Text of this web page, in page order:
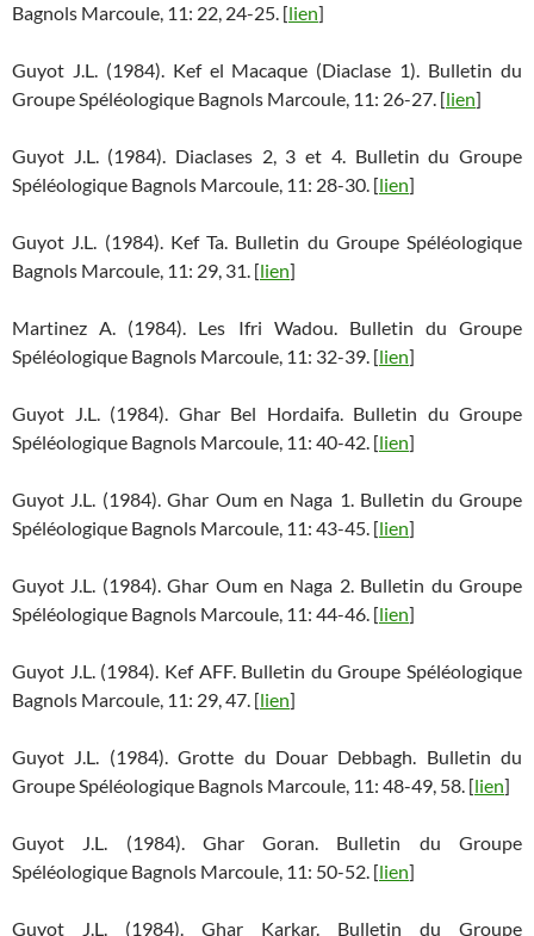
Bagnols Marcoule, 11: 22, 24-25. [lien]
Guyot J.L. (1984). Kef el Macaque (Diaclase 1). Bulletin du
Groupe Spéléologique Bagnols Marcoule, 11: 26-27. [lien]
Guyot J.L. (1984). Diaclases 2, 3 et 4. Bulletin du Groupe
Spéléologique Bagnols Marcoule, 11: 28-30. [lien]
Guyot J.L. (1984). Kef Ta. Bulletin du Groupe Spéléologique
Bagnols Marcoule, 11: 29, 31. [lien]
Martinez A. (1984). Les Ifri Wadou. Bulletin du Groupe
Spéléologique Bagnols Marcoule, 11: 32-39. [lien]
Guyot J.L. (1984). Ghar Bel Hordaifa. Bulletin du Groupe
Spéléologique Bagnols Marcoule, 11: 40-42. [lien]
Guyot J.L. (1984). Ghar Oum en Naga 1. Bulletin du Groupe
Spéléologique Bagnols Marcoule, 11: 43-45. [lien]
Guyot J.L. (1984). Ghar Oum en Naga 2. Bulletin du Groupe
Spéléologique Bagnols Marcoule, 11: 44-46. [lien]
Guyot J.L. (1984). Kef AFF. Bulletin du Groupe Spéléologique
Bagnols Marcoule, 11: 29, 47. [lien]
Guyot J.L. (1984). Grotte du Douar Debbagh. Bulletin du
Groupe Spéléologique Bagnols Marcoule, 11: 48-49, 58. [lien]
Guyot J.L. (1984). Ghar Goran. Bulletin du Groupe
Spéléologique Bagnols Marcoule, 11: 50-52. [lien]
Guyot J.L. (1984). Ghar Karkar. Bulletin du Groupe